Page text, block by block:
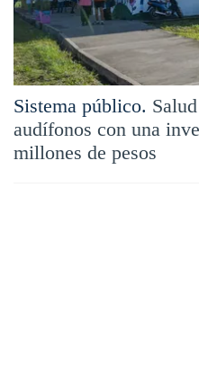
Sistema público.
audífonos con una
millones de pesos